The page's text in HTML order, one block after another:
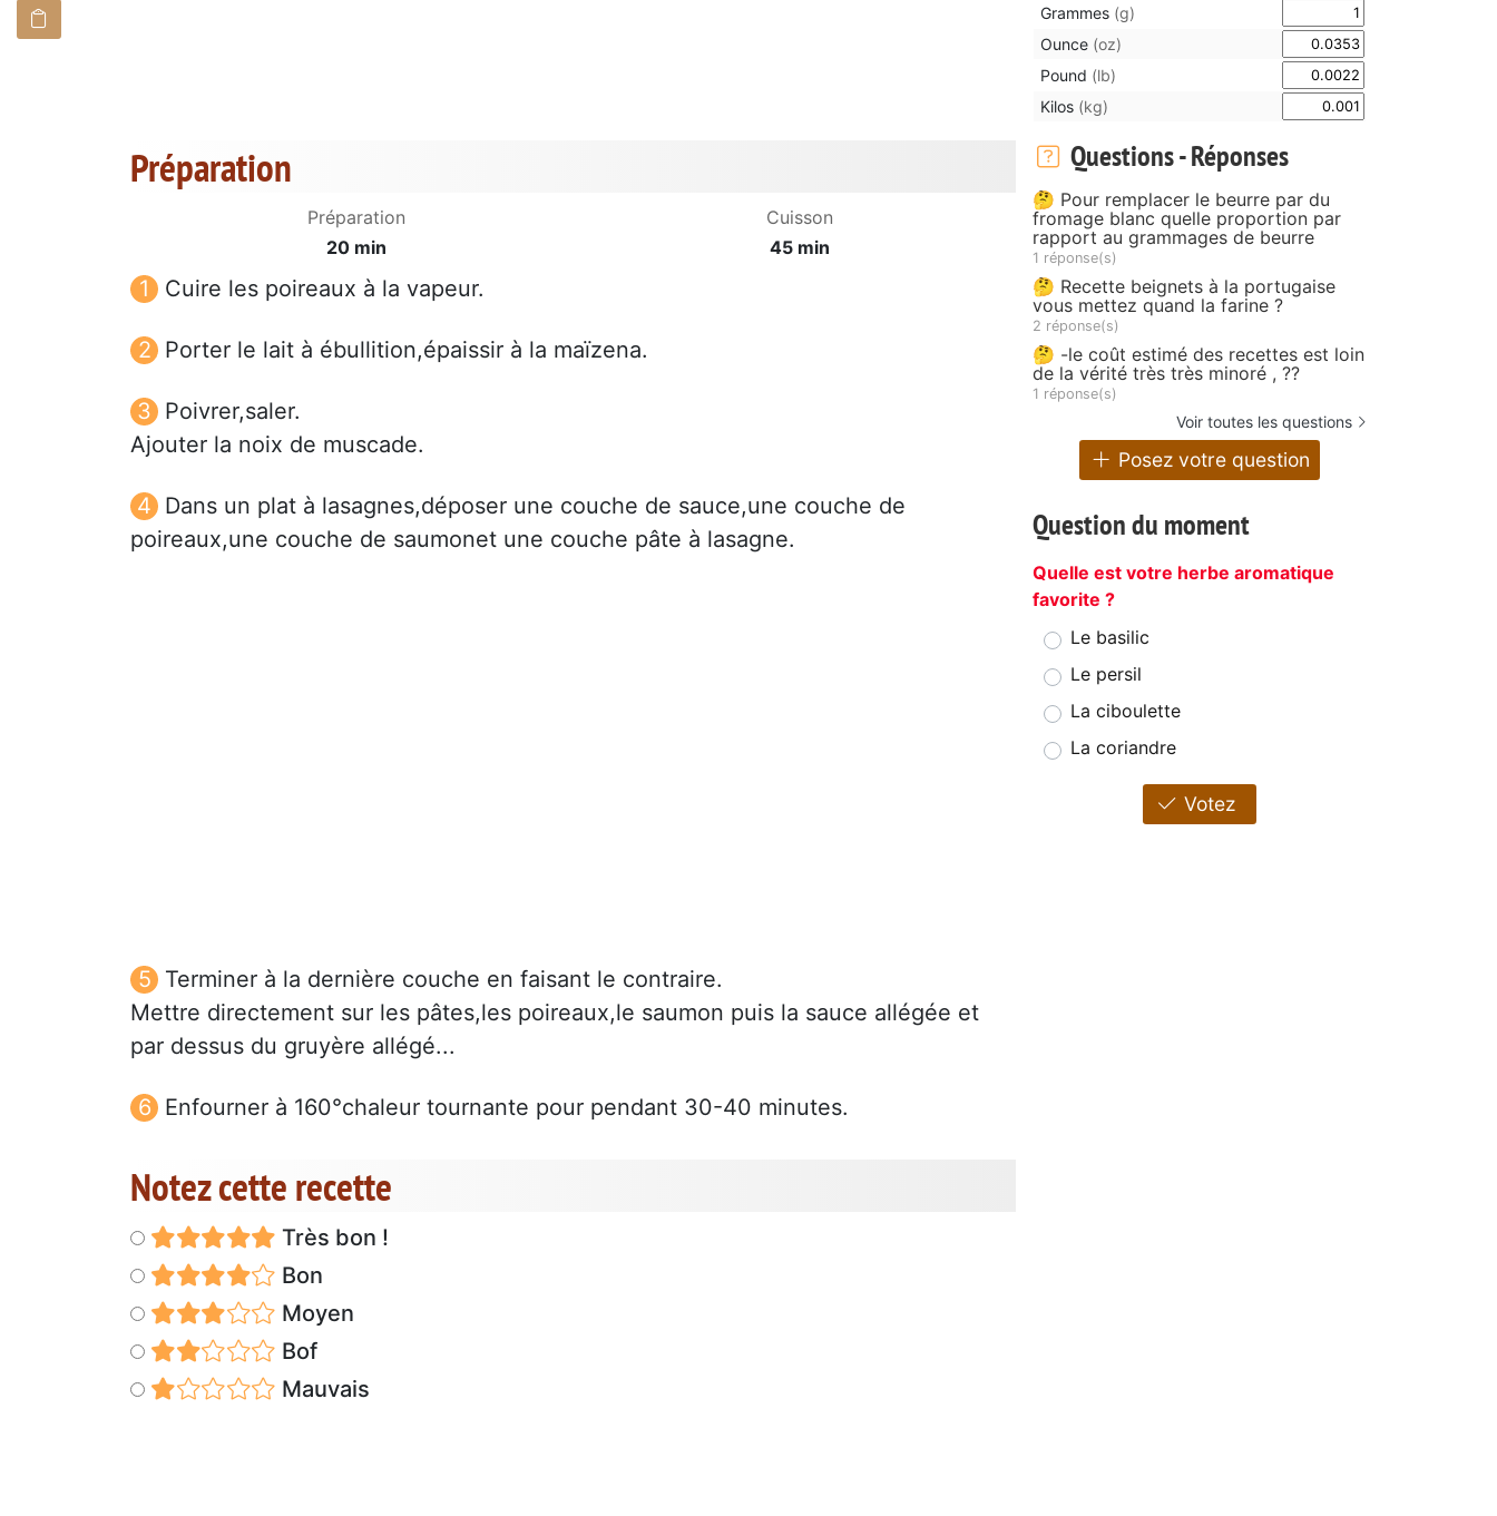
Préparation
Préparation
20 min
Cuisson
45 min
Cuire les poireaux à la vapeur.
Porter le lait à ébullition,épaissir à la maïzena.
Poivrer,saler.
Ajouter la noix de muscade.
Dans un plat à lasagnes,déposer une couche de sauce,une couche de
poireaux,une couche de saumonet une couche pâte à lasagne.
Terminer à la dernière couche en faisant le contraire.
Mettre directement sur les pâtes,les poireaux,le saumon puis la sauce allégée et
par dessus du gruyère allégé...
Enfourner à 160°chaleur tournante pour pendant 30-40 minutes.
Notez cette recette
Très bon !
Bon
Moyen
Bof
Mauvais
Grammes (g)
Ounce (oz)
Pound (lb)
Kilos (kg)
Questions - Réponses
🤔 Pour remplacer le beurre par du
fromage blanc quelle proportion par
rapport au grammages de beurre
1 réponse(s)
🤔 Recette beignets à la portugaise
vous mettez quand la farine ?
2 réponse(s)
🤔 -le coût estimé des recettes est loin
de la vérité très très minoré , ??
1 réponse(s)
Voir toutes les questions
Posez votre question
Question du moment
Quelle est votre herbe aromatique
favorite ?
Le basilic
Le persil
La ciboulette
La coriandre
Votez